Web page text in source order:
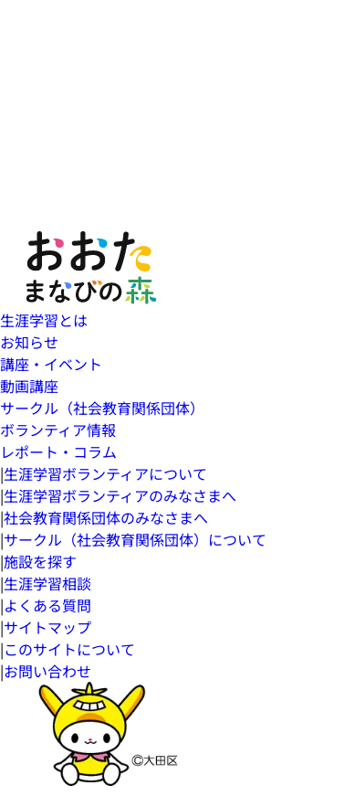
生涯学習とは
お知らせ
講座・イベント
動画講座
サークル（社会教育関係団体）
ボランティア情報
レポート・コラム
|生涯学習ボランティアについて
|生涯学習ボランティアのみなさまへ
|社会教育関係団体のみなさまへ
|サークル（社会教育関係団体）について
|施設を探す
|生涯学習相談
|よくある質問
|サイトマップ
|このサイトについて
|お問い合わせ